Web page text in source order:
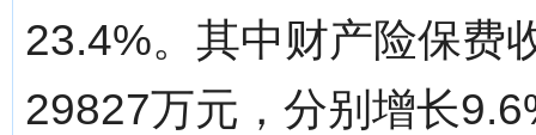
23.4%。其中财产险保费
29827万元，分别增长